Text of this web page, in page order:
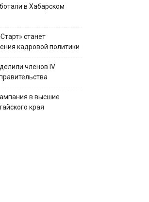
в Хабарском
станет
кадровой политики
членов IV
в высшие
края